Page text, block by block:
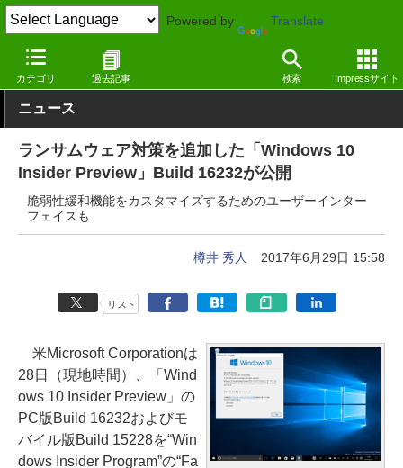
Powered by Translate
カテゴリ 過去記事 検索 Impressサイト
窓の杜 システム・ファイル Windows
ニュース
ランサムウェア対策を追加した「Windows 10
Insider Preview」Build 16232が公開
脆弱性緩和機能をカスタマイズするためのユーザーインター
フェイスも
樽井 秀人 2017年6月29日 15:58
リスト
米Microsoft Corporationは
28日（現地時間）、「Wind
ows 10 Insider Preview」の
PC版Build 16232およびモ
バイル版Build 15228を“Win
dows Insider Program”の“Fa